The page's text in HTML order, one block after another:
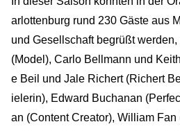
arlottenburg rund 230 Gäste aus
und Gesellschaft begrüßt
(Model), Carlo Bellmann und
e Beil und Jale Richert (Richert
ielerin), Edward Buchanan
an (Content Creator), William